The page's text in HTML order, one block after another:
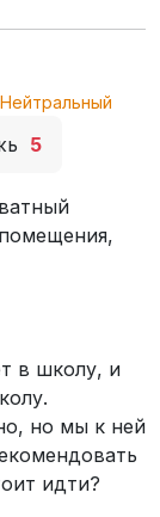
Нейтральный
5
в школу, и
но мы к ней
идти?